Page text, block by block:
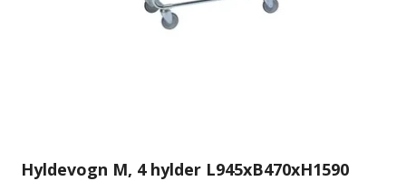
Hyldevogn M, 4 hylder L945xB470xH1590